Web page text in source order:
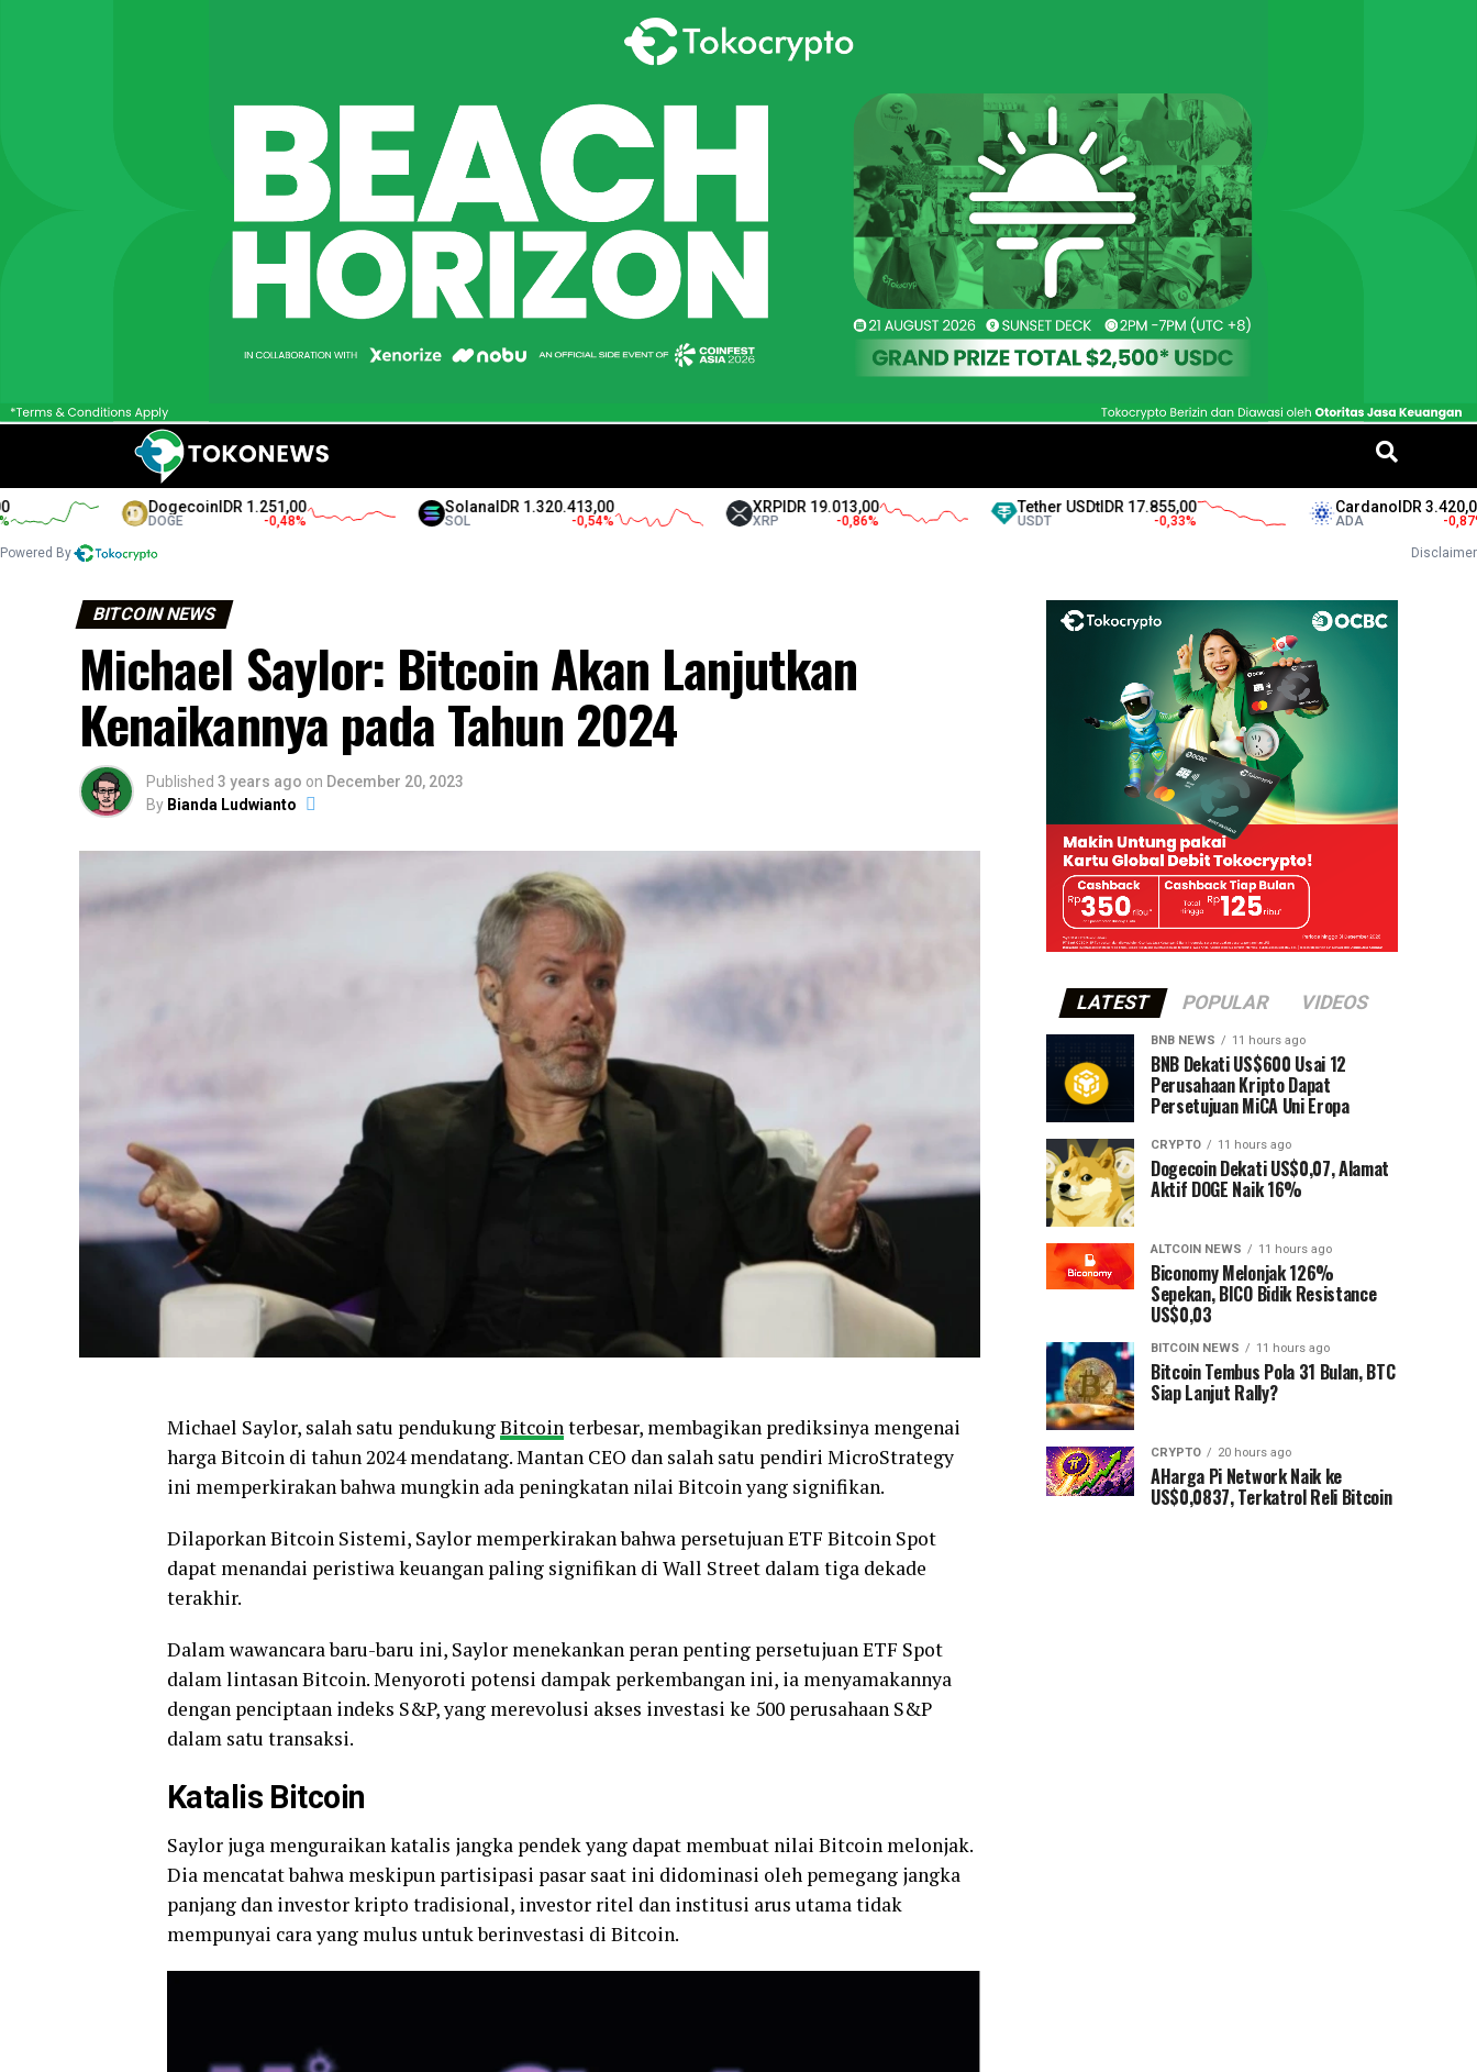
DogecoinIDR 1.251,00
DOGE
SolanaIDR 1.320.413,00
SOL
XRPIDR 19.013,00
XRP
Tether USDtIDR 17.855,00
USDT
CardanoIDR 3.420,00
ADA
Powered By Disclaimer
BITCOIN NEWS
Michael Saylor: Bitcoin Akan Lanjutkan
Kenaikannya pada Tahun 2024
Published 3 years ago on December 20, 2023
By Bianda Ludwianto
Michael Saylor, salah satu pendukungBitcointerbesar, membagikan prediksinya mengenai
harga Bitcoin di tahun 2024 mendatang. Mantan CEO dan salah satu pendiri MicroStrategy
ini memperkirakan bahwa mungkin ada peningkatan nilai Bitcoin yang signifikan.
Dilaporkan Bitcoin Sistemi, Saylor memperkirakan bahwa persetujuan ETF Bitcoin Spot
dapat menandai peristiwa keuangan paling signifikan di Wall Street dalam tiga dekade
terakhir.
Dalam wawancara baru-baru ini, Saylor menekankan peran penting persetujuan ETF Spot
dalam lintasan Bitcoin. Menyoroti potensi dampak perkembangan ini, ia menyamakannya
dengan penciptaan indeks S&P, yang merevolusi akses investasi ke 500 perusahaan S&P
dalam satu transaksi.
Katalis Bitcoin
Saylor juga menguraikan katalis jangka pendek yang dapat membuat nilai Bitcoin melonjak.
Dia mencatat bahwa meskipun partisipasi pasar saat ini didominasi oleh pemegang jangka
panjang dan investor kripto tradisional, investor ritel dan institusi arus utama tidak
mempunyai cara yang mulus untuk berinvestasi di Bitcoin.
LATEST POPULAR VIDEOS
BNB NEWS 11 hours ago
BNB Dekati US$600 Usai 12
Perusahaan Kripto Dapat
Persetujuan MiCA Uni Eropa
CRYPTO 11 hours ago
Dogecoin Dekati US$0,07, Alamat
Aktif DOGE Naik 16%
ALTCOIN NEWS 11 hours ago
Biconomy Melonjak 126%
Sepekan, BICO Bidik Resistance
US$0,03
BITCOIN NEWS 11 hours ago
Bitcoin Tembus Pola 31 Bulan, BTC
Siap Lanjut Rally?
CRYPTO 20 hours ago
AHarga Pi Network Naik ke
US$0,0837, Terkatrol Reli Bitcoin